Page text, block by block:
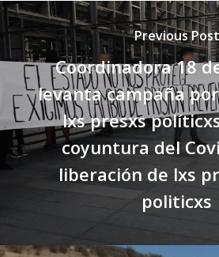
Previous Post
Coordinadora 18
levanta campaña
lxs presxs
coyuntura del
liberación de lxs
politicxs